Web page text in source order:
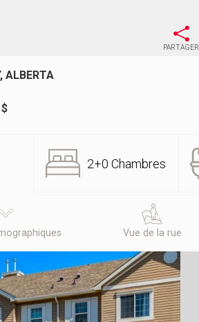
PARTAGER
ALBERTA
2+0 Chambres
Vue de la rue